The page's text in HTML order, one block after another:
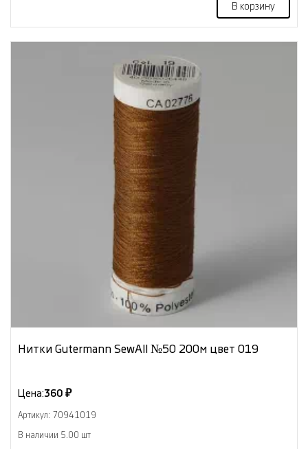
В корзину
Нитки Gutermann SewAll №50 200м цвет 019
Цена:360 ₽
Артикул: 70941019
В наличии 5.00 шт